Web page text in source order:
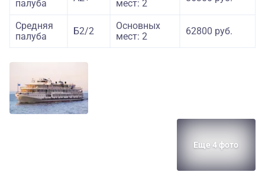
палуба мест: 2
Средняя
палуба
Б2/2
Основных
мест: 2
62800 руб.
Еще 4 фото